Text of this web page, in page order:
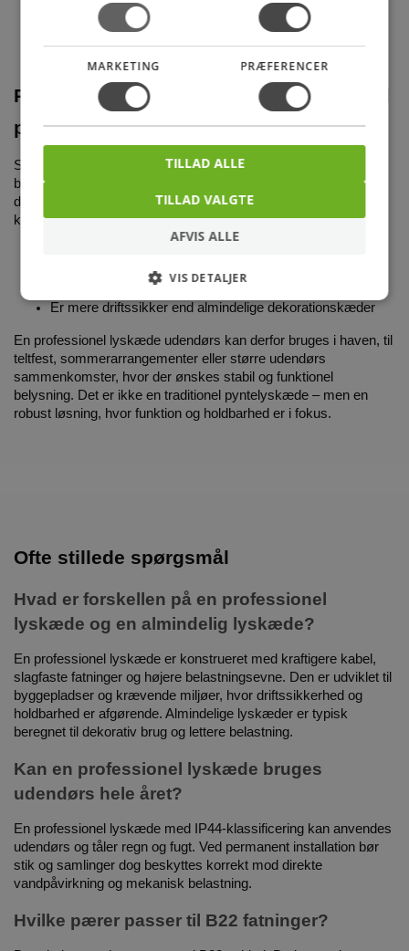
Trafikerede områder
Byggepladser
Midlertidige arbejdsstationer
Professionel lyskæde – også velegnet til
private arrangementer
Selvom en professionel lyskæde primært anvendes til
byggeplads og arbejdsbelysning, gør den robuste konstruktion
den også velegnet til private udendørs arrangementer. Den
kraftige kvalitet betyder, at du får en løsning, der:
Kan hænge ude i længere perioder
Giver jævn og kraftig belysning
Er mere driftssikker end almindelige dekorationskæder
En professionel lyskæde udendørs kan derfor bruges i haven, til
teltfest, sommerarrangementer eller større udendørs
sammenkomster, hvor der ønskes stabil og funktionel
belysning. Det er ikke en traditionel pyntelyskæde – men en
robust løsning, hvor funktion og holdbarhed er i fokus.
Ofte stillede spørgsmål
Hvad er forskellen på en professionel
lyskæde og en almindelig lyskæde?
En professionel lyskæde er konstrueret med kraftigere kabel,
slagfaste fatninger og højere belastningsevne. Den er udviklet til
byggepladser og krævende miljøer, hvor driftssikkerhed og
holdbarhed er afgørende. Almindelige lyskæder er typisk
beregnet til dekorativ brug og lettere belastning.
Kan en professionel lyskæde bruges
udendørs hele året?
En professionel lyskæde med IP44-klassificering kan anvendes
udendørs og tåler regn og fugt. Ved permanent installation bør
stik og samlinger dog beskyttes korrekt mod direkte
vandpåvirkning og mekanisk belastning.
Hvilke pærer passer til B22 fatninger?
MARKETING PRÆFERENCER
TILLAD VALGTE
TILLAD ALLE
AFVIS ALLE
VIS DETALJER